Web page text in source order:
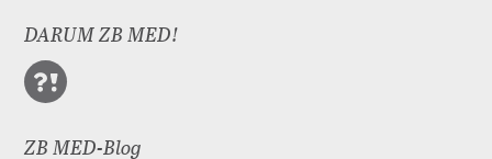
DARUM ZB MED!
ZB MED-Blog